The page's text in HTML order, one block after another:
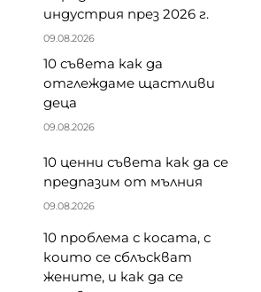
индустрия през 2026 г.
09.08.2026
10 съвета как да
отглеждаме щастливи
деца
09.08.2026
10 ценни съвета как да се
предпазим от мълния
09.08.2026
10 проблема с косата, с
които се сблъскват
жените, и как да се